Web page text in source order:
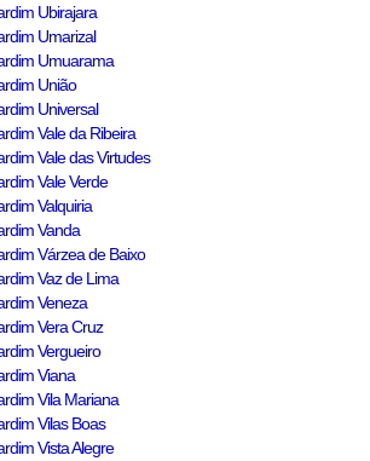
Ubirajara
Umarizal
Umuarama
União
Universal
Vale da Ribeira
Vale das Virtudes
Vale Verde
Valquiria
Vanda
Várzea de Baixo
Vaz de Lima
Veneza
Vera Cruz
Vergueiro
Viana
Vila Mariana
Vilas Boas
Vista Alegre